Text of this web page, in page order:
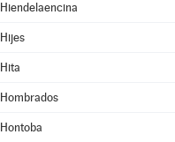
Hiendelaencina
Hijes
Hita
Hombrados
Hontoba